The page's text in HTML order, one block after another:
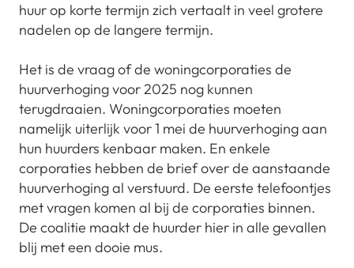
huur op korte termijn zich vertaalt in veel grotere
nadelen op de langere termijn.
Het is de vraag of de woningcorporaties de
huurverhoging voor 2025 nog kunnen
terugdraaien. Woningcorporaties moeten
namelijk uiterlijk voor 1 mei de huurverhoging aan
hun huurders kenbaar maken. En enkele
corporaties hebben de brief over de aanstaande
huurverhoging al verstuurd. De eerste telefoontjes
met vragen komen al bij de corporaties binnen.
De coalitie maakt de huurder hier in alle gevallen
blij met een dooie mus.